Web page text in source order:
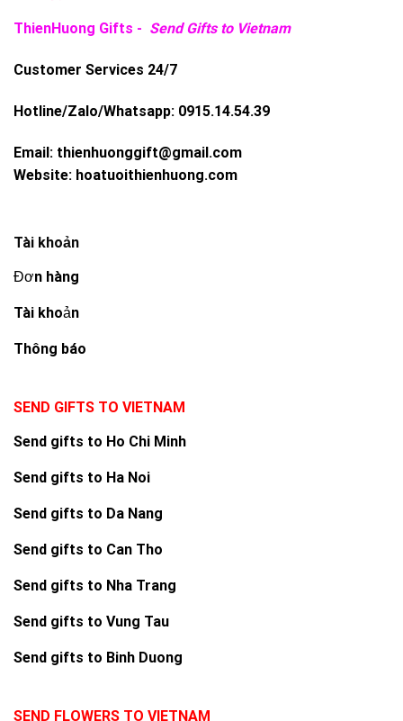
ThienHuong Gifts - Send Gifts to Vietnam
Customer Services 24/7
Hotline/Zalo/Whatsapp: 0915.14.54.39
Email: thienhuonggift@gmail.com
Website: hoatuoithienhuong.com
Tài khoản
Đơn hàng
Tài khoản
Thông báo
SEND GIFTS TO VIETNAM
Send gifts to Ho Chi Minh
Send gifts to Ha Noi
Send gifts to Da Nang
Send gifts to Can Tho
Send gifts to Nha Trang
Send gifts to Vung Tau
Send gifts to Binh Duong
SEND FLOWERS TO VIETNAM